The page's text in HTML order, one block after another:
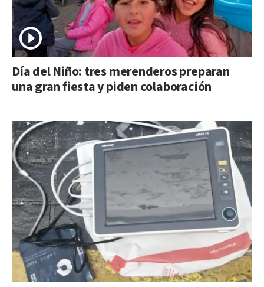
Día del Niño: tres merenderos preparan
una gran fiesta y piden colaboración